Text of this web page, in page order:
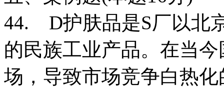
44. D护肤品是S厂以北
的民族工业产品。在当
场，导致市场竞争白热